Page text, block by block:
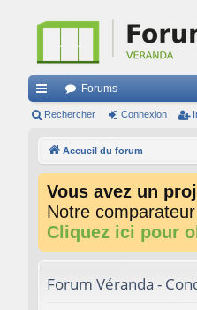
ac
Forums
Rechercher Connexion
Accueil du forum
Vous avez un
Notre
Cliquez ici pour
Forum Véranda -